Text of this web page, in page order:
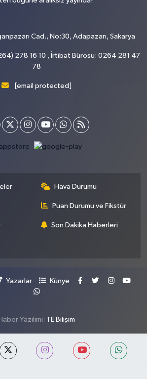
Cad., No:30, Adapazarı, Sakarya
278 16 10 , İrtibat Bürosu: 0264 281 47
78
[email protected]
Hava Durumu
Puan Durumu ve Fikstür
Son Dakika Haberleri
Yazarlar Künye
Yazılımı: TE Bilişim